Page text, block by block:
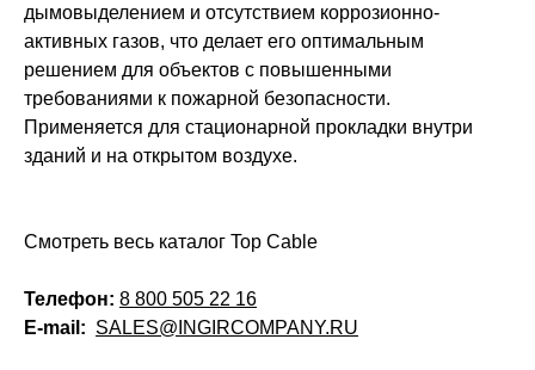
дымовыделением и отсутствием коррозионно-
активных газов, что делает его оптимальным
решением для объектов с повышенными
требованиями к пожарной безопасности.
Применяется для стационарной прокладки внутри
зданий и на открытом воздухе.
Смотреть весь каталог Top Cable
Телефон: 8 800 505 22 16
E-mail: SALES@INGIRCOMPANY.RU